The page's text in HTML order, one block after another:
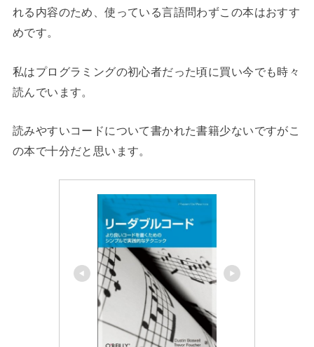
れる内容のため、使っている言語問わずこの本はおすす
めです。
私はプログラミングの初心者だった頃に買い今でも時々
読んでいます。
読みやすいコードについて書かれた書籍少ないですがこ
の本で十分だと思います。